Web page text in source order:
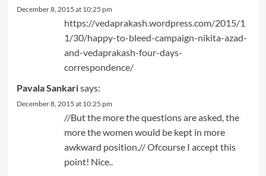
December 8, 2015 at 10:25 pm
https://vedaprakash.wordpress.com/2015/1
1/30/happy-to-bleed-campaign-nikita-azad-
and-vedaprakash-four-days-
correspondence/
Pavala Sankarisays:
December 8, 2015 at 10:25 pm
//But the more the questions are asked, the
more the women would be kept in more
awkward position.// Ofcourse I accept this
point! Nice..